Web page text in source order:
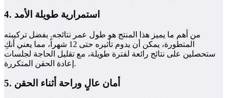
4. استمرارية طويلة الأمد
من أهم ما يميز هذا المنتج هو طول عمر نتائجه. بفضل تركيبته
المتطورة، يمكن أن يدوم تأثيره حتى 12 شهراً، مما يعني أنكِ
ستحصلين على نتائج رائعة لفترة طويلة، مع تقليل الحاجة لجلسات
إعادة الحقن المتكررة.
5. أمان عالٍ وراحة أثناء الحقن